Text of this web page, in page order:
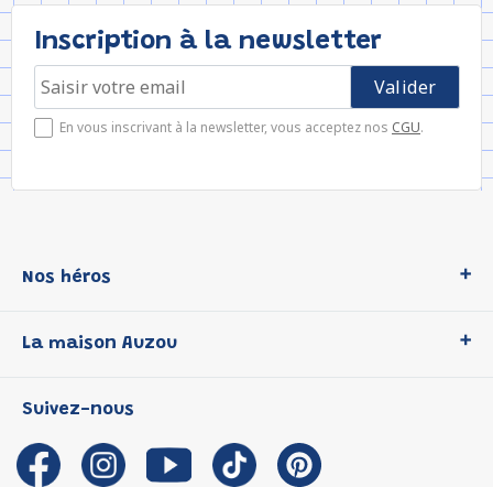
Inscription à la newsletter
En vous inscrivant à la newsletter, vous acceptez nos CGU.
Nos héros
P'tit Loup
Les Influenceuses
Migali
La maison Auzou
Notre histoire
Auzou s'engage
Suivez-nous